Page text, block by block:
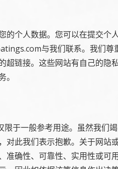
的个人数据。您可以在提交个
与我们联系。我们尊
超链接。这些网站有自己的隐
限于一般参考用途。虽然我们
对此我们表示抱歉。关于网站
准确性、可靠性、实用性或可